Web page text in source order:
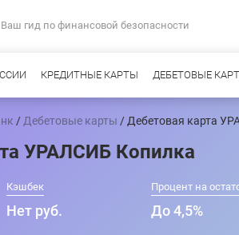
Ваш гид по финансовой безопасности
КРЕДИТНЫЕ КАРТЫ ДЕБЕТОВЫЕ
/ Дебетовые карты / Дебетовая карта
УРАЛСИБ Копилка
Кэшбек
Нет руб.
Процент на
До 4,5%